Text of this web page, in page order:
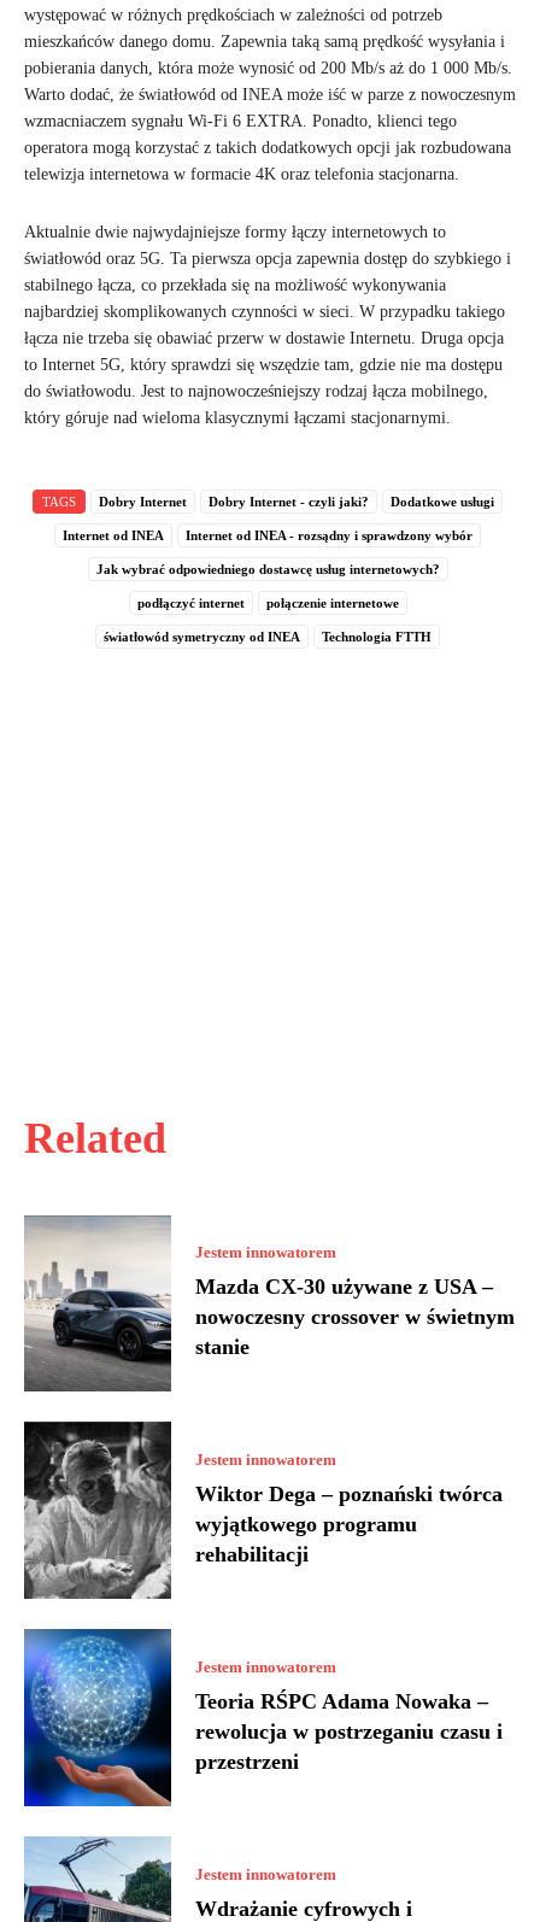
Related
Jestem innowatorem
Mazda CX-30 używane z USA –
nowoczesny crossover w świetnym
stanie
Jestem innowatorem
Wiktor Dega – poznański twórca
wyjątkowego programu
rehabilitacji
Jestem innowatorem
Teoria RŚPC Adama Nowaka –
rewolucja w postrzeganiu czasu i
przestrzeni
Jestem innowatorem
Wdrażanie cyfrowych i
występować w różnych prędkościach w zależności od potrzeb
mieszkańców danego domu. Zapewnia taką samą prędkość wysyłania i
pobierania danych, która może wynosić od 200 Mb/s aż do 1 000 Mb/s.
Warto dodać, że światłowód od INEA może iść w parze z nowoczesnym
wzmacniaczem sygnału Wi-Fi 6 EXTRA. Ponadto, klienci tego
operatora mogą korzystać z takich dodatkowych opcji jak rozbudowana
telewizja internetowa w formacie 4K oraz telefonia stacjonarna.
Aktualnie dwie najwydajniejsze formy łączy internetowych to
światłowód oraz 5G. Ta pierwsza opcja zapewnia dostęp do szybkiego i
stabilnego łącza, co przekłada się na możliwość wykonywania
najbardziej skomplikowanych czynności w sieci. W przypadku takiego
łącza nie trzeba się obawiać przerw w dostawie Internetu. Druga opcja
to Internet 5G, który sprawdzi się wszędzie tam, gdzie nie ma dostępu
do światłowodu. Jest to najnowocześniejszy rodzaj łącza mobilnego,
który góruje nad wieloma klasycznymi łączami stacjonarnymi.
TAGS Dobry Internet Dobry Internet - czyli jaki? Dodatkowe usługi
Internet od INEA Internet od INEA - rozsądny i sprawdzony wybór
Jak wybrać odpowiedniego dostawcę usług internetowych?
podłączyć internet połączenie internetowe
światłowód symetryczny od INEA Technologia FTTH